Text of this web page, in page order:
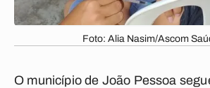
Foto: Alia Nasim/Ascom
O município de João Pessoa